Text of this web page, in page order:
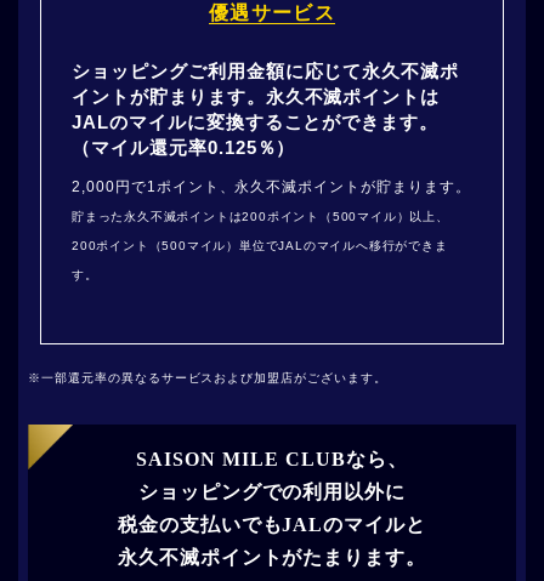
優遇サービス
ショッピングご利用金額に応じて永久不滅ポ
イントが貯まります。永久不滅ポイントは
JALのマイルに変換することができます。
（マイル還元率0.125％）
2,000円で1ポイント、永久不滅ポイントが貯まります。
貯まった永久不滅ポイントは200ポイント（500マイル）以上、
200ポイント（500マイル）単位でJALのマイルへ移行ができま
す。
一部還元率の異なるサービスおよび加盟店がございます。
SAISON MILE CLUBなら、
ショッピングでの利用以外に
税金の支払いでもJALのマイルと
永久不滅ポイントがたまります。